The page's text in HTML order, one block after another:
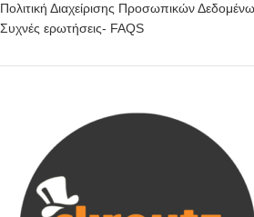
Πολιτική Διαχείρισης Προσωπικών
Συχνές ερωτήσεις- FAQS